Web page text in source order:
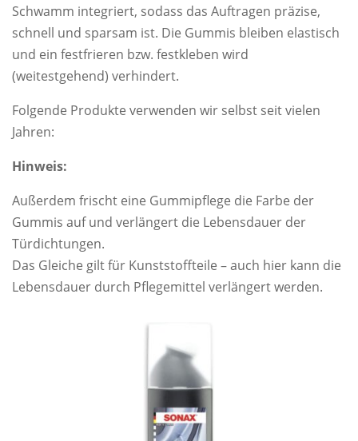
Schwamm integriert, sodass das Auftragen präzise,
schnell und sparsam ist. Die Gummis bleiben elastisch
und ein festfrieren bzw. festkleben wird
(weitestgehend) verhindert.
Folgende Produkte verwenden wir selbst seit vielen
Jahren:
Hinweis:
Außerdem frischt eine Gummipflege die Farbe der
Gummis auf und verlängert die Lebensdauer der
Türdichtungen.
Das Gleiche gilt für Kunststoffteile – auch hier kann die
Lebensdauer durch Pflegemittel verlängert werden.